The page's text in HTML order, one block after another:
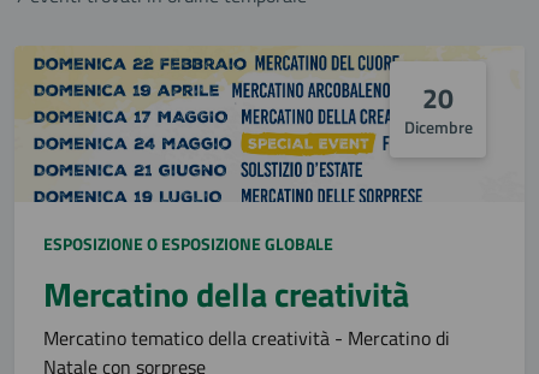
20
Dicembre
ESPOSIZIONE O ESPOSIZIONE GLOBALE
Mercatino della creatività
Mercatino tematico della creatività - Mercatino di
Natale con sorprese